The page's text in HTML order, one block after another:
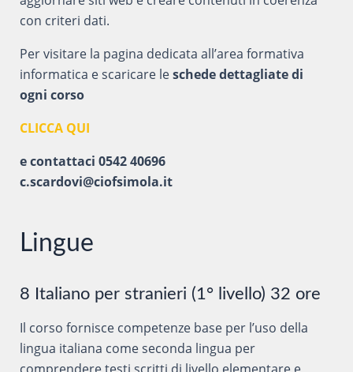
con criteri dati.
Per visitare la pagina dedicata all’area formativa
informatica e scaricare leschede dettagliate di
ogni corso
CLICCA QUI
e contattaci 0542 40696
c.scardovi@ciofsimola.it
Lingue
8 Italiano per stranieri (1° livello) 32 ore
Il corso fornisce competenze base per l’uso della
lingua italiana come seconda lingua per
comprendere testi scritti di livello elementare e